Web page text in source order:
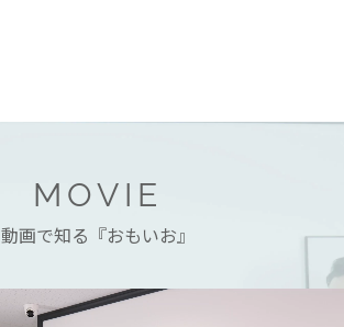
MOVIE
動画で知る『おもいお』